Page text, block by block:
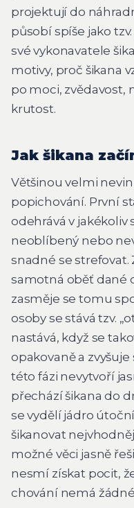
projektují do
působí spíše jako
své vykonavatele
motivy, proč šikana
po moci, zvědavost,
krutost.
Jak šikana
Většinou velmi
popichování. První
odehrává v jakékoliv
neoblíbený nebo
snadné se
samotná oběť dané
zasměje se tomu
osoby se stává tzv.
nastává, když se
opakovaně a
této fázi nevytvoří
přechází šikana do
se vydělí jádro
šikanovat
možné věci jasně
nesmí získat pocit,
chování nemá